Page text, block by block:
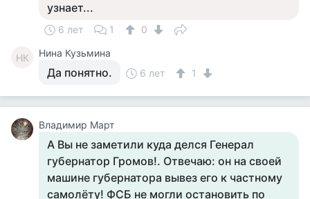
узнает...
6 лет 1 0
НК Нина Кузьмина
Да понятно. 6 лет 1
Владимир Март
А Вы не заметили куда делся Генерал
губернатор Громов!. Отвечаю: он на своей
машине губернатора вывез его к частному
самолёту! ФСБ не могли остановить по